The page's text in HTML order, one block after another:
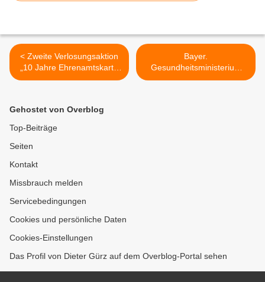
< Zweite Verlosungsaktion
„10 Jahre Ehrenamtskarte
im Landkreis Würzburg“
Bayer.
Gesundheitsministerium
untersagt Public Viewing bei
Gehostet von Overblog
Top-Beiträge
Seiten
Kontakt
Missbrauch melden
Servicebedingungen
Cookies und persönliche Daten
Cookies-Einstellungen
Das Profil von Dieter Gürz auf dem Overblog-Portal sehen